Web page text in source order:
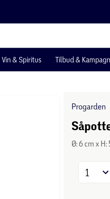
Vin & Spiritus Tilbud &
Progarden
Ø: 6 cm x H:
1